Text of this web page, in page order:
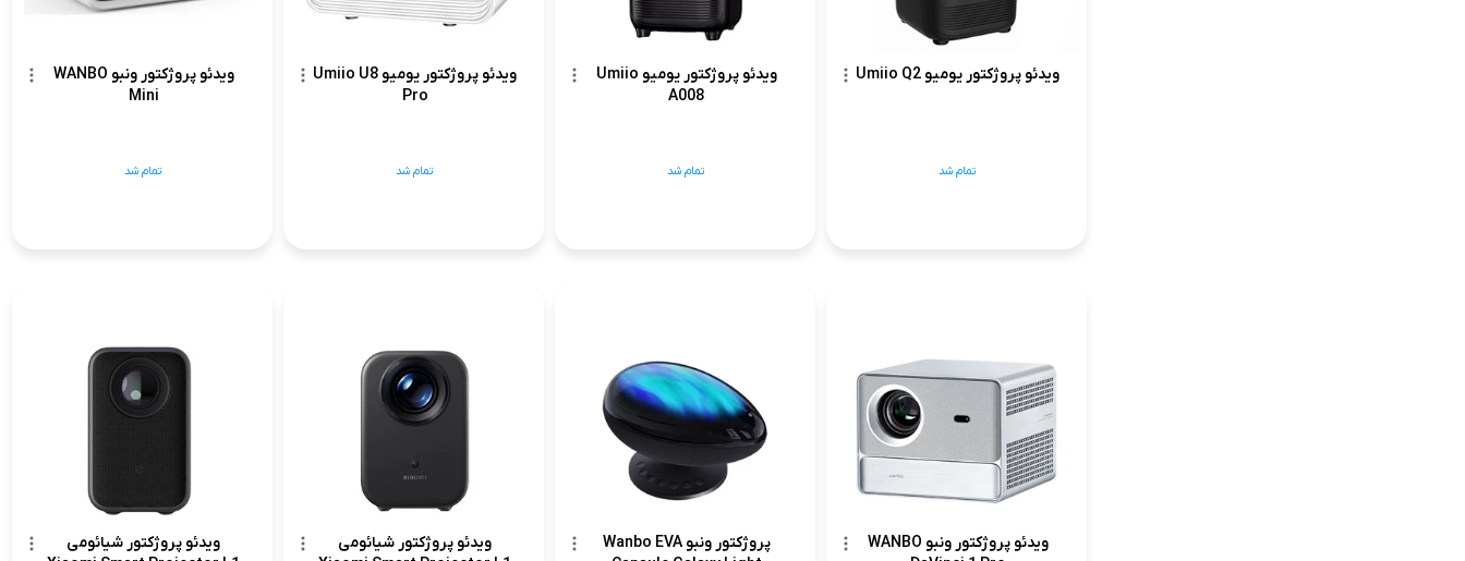
ویدئو پروژکتور یومیو Umiio Q2
تمام شد
ویدئو پروژکتور یومیو Umiio
A008
تمام شد
ویدئو پروژکتور یومیو Umiio U8
Pro
تمام شد
ویدئو پروژکتور ونبو WANBO
Mini
تمام شد
ویدئو پروژکتور ونبو WANBO
پروژکتور ونبو Wanbo EVA
ویدئو پروژکتور شیائومی
ویدئو پروژکتور شیائومی